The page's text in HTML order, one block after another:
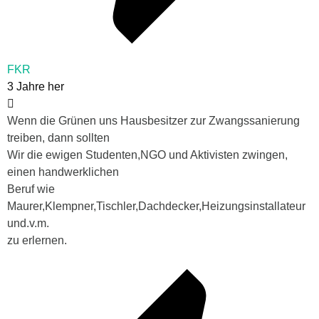
FKR
3 Jahre her
Wenn die Grünen uns Hausbesitzer zur Zwangssanierung
treiben, dann sollten
Wir die ewigen Studenten,NGO und Aktivisten zwingen,
einen handwerklichen
Beruf wie
Maurer,Klempner,Tischler,Dachdecker,Heizungsinstallateur
und.v.m.
zu erlernen.